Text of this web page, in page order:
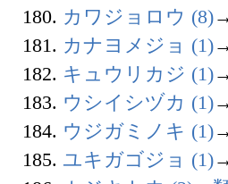
180. カワジョロウ (8)
181. カナヨメジョ (1)
182. キュウリカジ (1)
183. ウシイシヅカ (1)
184. ウジガミノキ (1)
185. ユキガゴジョ (1)